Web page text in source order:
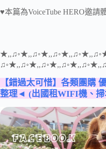
♥本篇為VoiceTube HERO邀請
【錯過太可惜】各類團購
整理◄ (出國租WIFI機、掃